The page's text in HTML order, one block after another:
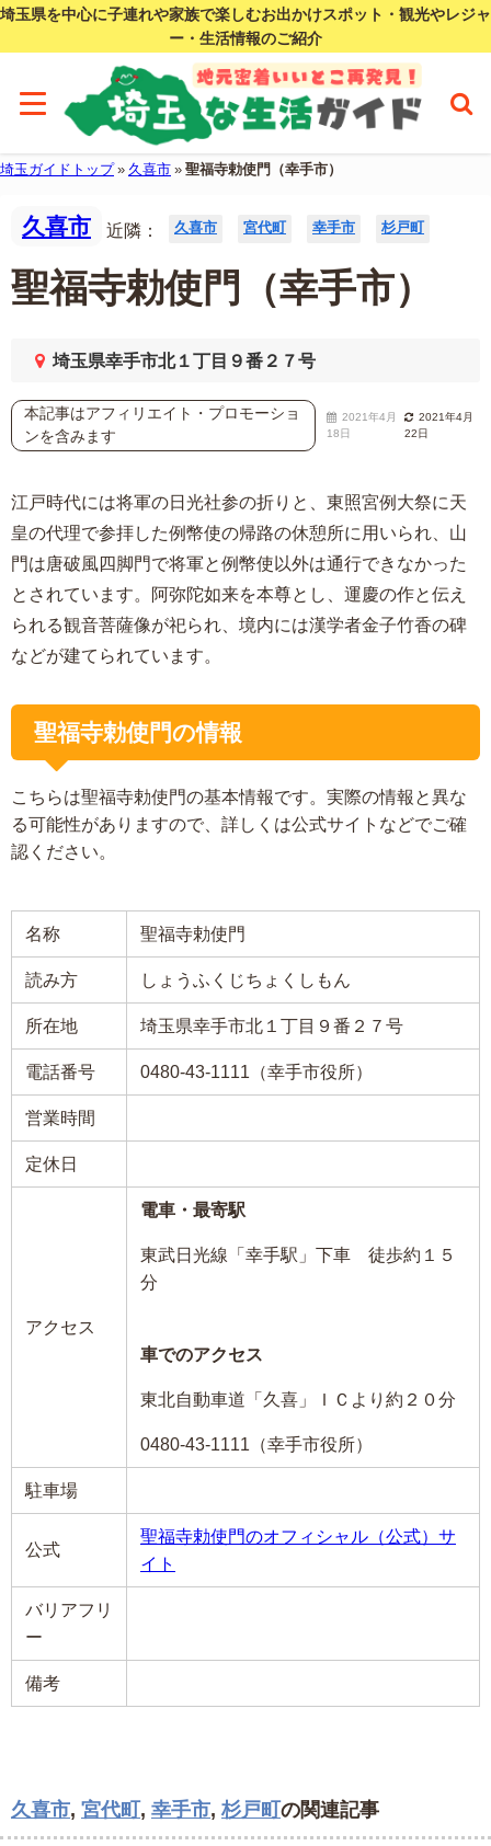
埼玉県を中心に子連れや家族で楽しむお出かけスポット・観光やレジャ
ー・生活情報のご紹介
埼玉ガイドトップ» 久喜市 » 聖福寺勅使門（幸手市）
久喜市 近隣： 久喜市 宮代町 幸手市 杉戸町
聖福寺勅使門（幸手市）
埼玉県幸手市北１丁目９番２７号
本記事はアフィリエイト・プロモーショ
ンを含みます
2021年4月
18日
2021年4月
22日
江戸時代には将軍の日光社参の折りと、東照宮例大祭に天
皇の代理で参拝した例幣使の帰路の休憩所に用いられ、山
門は唐破風四脚門で将軍と例幣使以外は通行できなかった
とされています。阿弥陀如来を本尊とし、運慶の作と伝え
られる観音菩薩像が祀られ、境内には漢学者金子竹香の碑
などが建てられています。
聖福寺勅使門の情報
こちらは聖福寺勅使門の基本情報です。実際の情報と異な
る可能性がありますので、詳しくは公式サイトなどでご確
認ください。
名称 聖福寺勅使門
読み方 しょうふくじちょくしもん
所在地 埼玉県幸手市北１丁目９番２７号
電話番号 0480-43-1111（幸手市役所）
営業時間
定休日
アクセス
電車・最寄駅
東武日光線「幸手駅」下車 徒歩約１５
分
車でのアクセス
東北自動車道「久喜」ＩＣより約２０分
0480-43-1111（幸手市役所）
駐車場
公式
聖福寺勅使門のオフィシャル（公式）サ
イト
バリアフリ
ー
備考
久喜市, 宮代町 , 幸手市, 杉戸町 の関連記事